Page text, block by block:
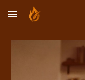
Skip to main content